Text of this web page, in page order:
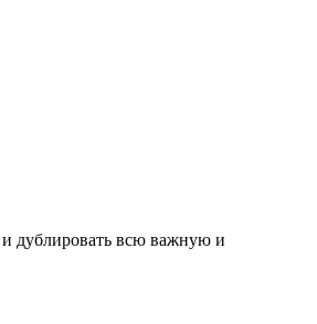
дублировать всю важную и